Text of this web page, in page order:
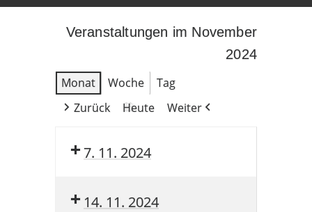
Veranstaltungen im November
2024
Monat
Woche
Tag
Zurück
Heute Weiter
7. 11. 2024
14. 11. 2024